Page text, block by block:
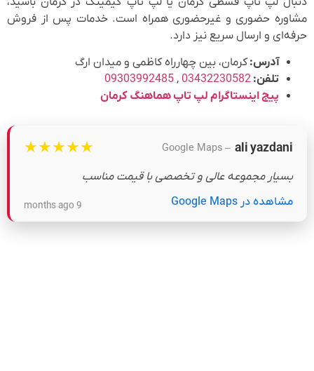
مشاوره حضوری و غیرحضوری همراه است. خدمات پس از فروش
حرفه‌ای و ارسال سریع نیز دارد.
آدرس:کرمان، بین چهارراه کاظمی و میدان ارگ
تلفن: 03432230582
,
09303992485
پیج اینستاگرام لپ تاپ هماهنگ کرمان
ali yazdani
– Google Maps
★★★★★
بسیار مجموعه عالی و تخصصی با قیمت مناسب
مشاهده در Google Maps
9 months ago